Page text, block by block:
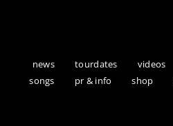
news tourdates videos
songs
pr & info shop